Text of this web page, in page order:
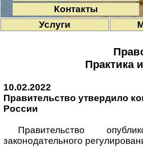
Контакты
Услуги
Практика
10.02.2022
Правительство утвердило
России
Правительство
законодательного